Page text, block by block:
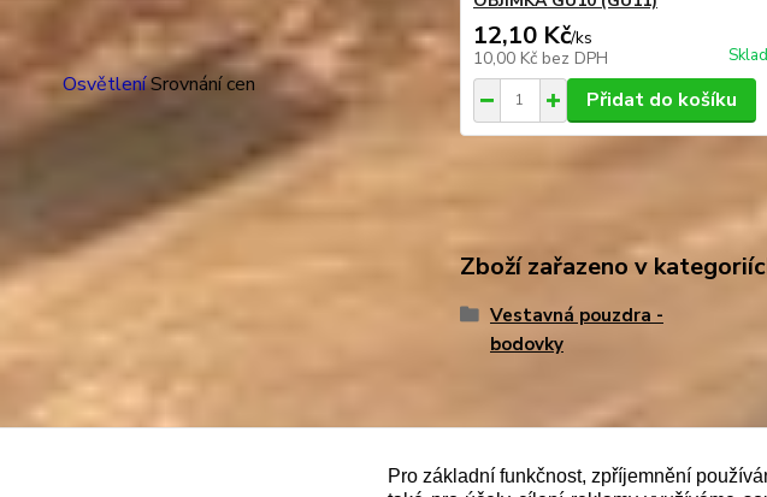
OsvětleníSrovnání cen
12,10 Kč/ks
10,00 Kč bez DPH
Přidat do košíku
Zboží zařazeno v
Vestavná pouzdra -
bodovky
zákona č. 112/mmmmm2016 Sb. o evidenci tržeb je prodávající
Pro základní funkčnost, zpříjemnění